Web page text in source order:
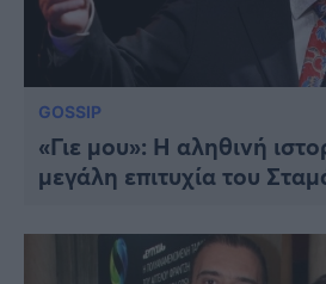
GOSSIP
«Γιε μου»: Η αληθινή
μεγάλη επιτυχία του